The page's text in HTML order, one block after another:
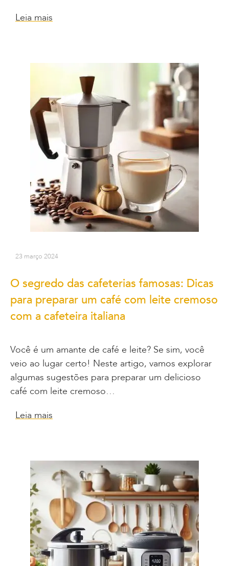
Leia mais
23 março 2024
O segredo das cafeterias famosas: Dicas
para preparar um café com leite cremoso
com a cafeteira italiana
Você é um amante de café e leite? Se sim, você
veio ao lugar certo! Neste artigo, vamos explorar
algumas sugestões para preparar um delicioso
café com leite cremoso…
Leia mais